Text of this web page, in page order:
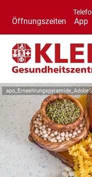
Öffnungszeiten App